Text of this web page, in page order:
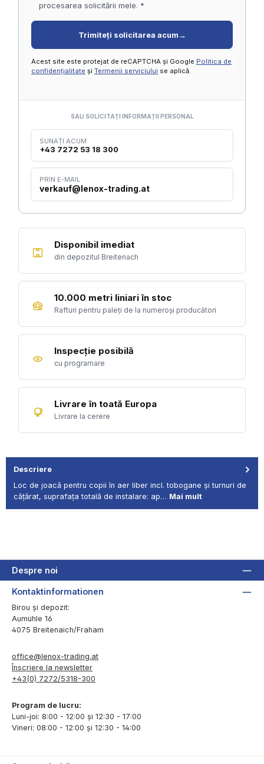
procesarea solicitării mele. *
Trimiteți solicitarea acum →
Acest site este protejat de reCAPTCHA și Google Politica de
confidențialitate și Termenii serviciului se aplică.
SAU SOLICITAȚI INFORMAȚII PERSONAL
SUNAȚI ACUM
+43 7272 53 18 300
PRIN E-MAIL
verkauf@lenox-trading.at
Disponibil imediat
din depozitul Breitenach
10.000 metri liniari în stoc
Rafturi pentru paleți de la numeroși producători
Inspecție posibilă
cu programare
Livrare în toată Europa
Livrare la cerere
Descriere
Loc de joacă pentru copii în aer liber incl. tobogane și turnuri de
cățărat, suprafața totală de instalare: ap… Mai mult
Despre noi
Kontaktinformationen
Birou și depozit:
Aumühle 16
4075 Breitenaich/Fraham
office@lenox-trading.at
Înscriere la newsletter
+43(0) 7272/5318-300
Program de lucru:
Luni-joi: 8:00 - 12:00 și 12:30 - 17:00
Vineri: 08:00 - 12:00 și 12:30 - 14:00